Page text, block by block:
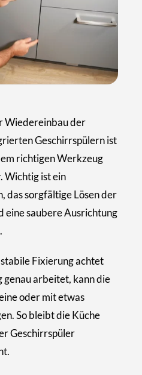
Wiedereinbau der
Geschirrspülern ist
richtigen Werkzeug
Wichtig ist ein
das sorgfältige Lösen der
eine saubere Ausrichtung
Fixierung achtet
genau arbeitet, kann die
oder mit etwas
So bleibt die Küche
Geschirrspüler